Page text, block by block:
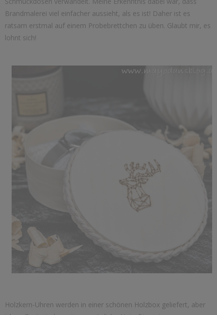
Brandmalerei viel einfacher aussieht, als es ist! Daher ist es
ratsam erstmal auf einem Probebrettchen zu üben. Glaubt mir, es
lohnt sich!
Holzkern-Uhren werden in einer schönen Holzbox geliefert, aber